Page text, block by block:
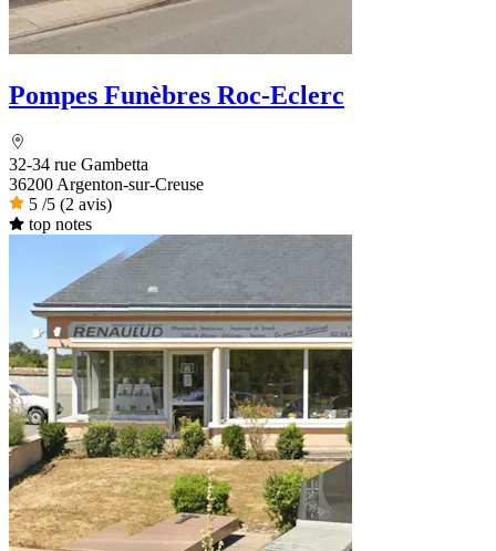
Pompes Funèbres Roc-Eclerc
32-34 rue Gambetta
36200 Argenton-sur-Creuse
5 /5 (2 avis)
top notes